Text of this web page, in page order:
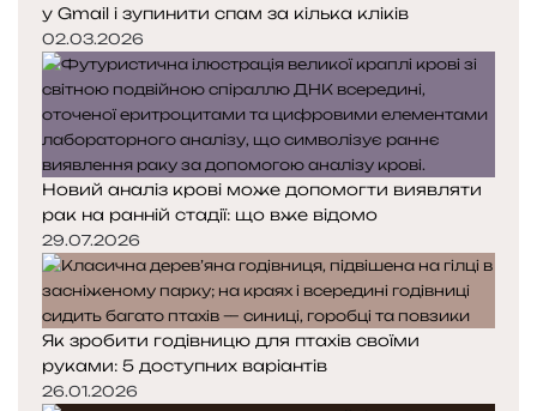
у Gmail і зупинити спам за кілька кліків
02.03.2026
Новий аналіз крові може допомогти виявляти
рак на ранній стадії: що вже відомо
29.07.2026
Як зробити годівницю для птахів своїми
руками: 5 доступних варіантів
26.01.2026